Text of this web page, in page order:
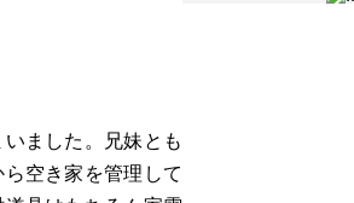
ました。兄妹とも
空き家を管理して